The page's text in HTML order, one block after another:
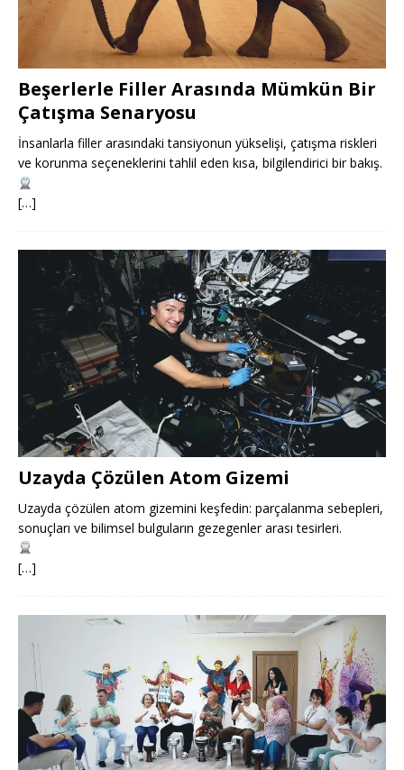
Beşerlerle Filler Arasında Mümkün Bir
Çatışma Senaryosu
İnsanlarla filler arasındaki tansiyonun yükselişi, çatışma riskleri
ve korunma seçeneklerini tahlil eden kısa, bilgilendirici bir bakış.
[…]
Uzayda Çözülen Atom Gizemi
Uzayda çözülen atom gizemini keşfedin: parçalanma sebepleri,
sonuçları ve bilimsel bulguların gezegenler arası tesirleri.
[…]